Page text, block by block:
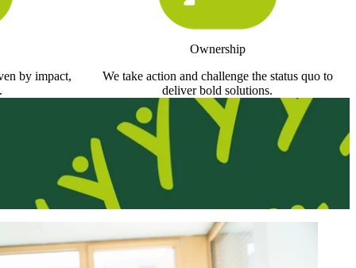
by impact,
Ownership
We take action and challenge the status quo to
deliver bold solutions.